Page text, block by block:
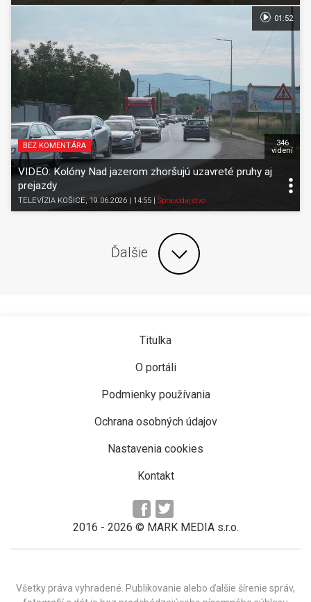
BEZ KOMENTÁRA
VIDEO: Kolóny Nad jazerom zhoršujú uzavreté pruhy aj
prejazdy
TELEVÍZIA KOŠICE, 19.06.2026 | 14:55 Spravodajstvo
346
videní
01:52
Ďalšie
Titulka
O portáli
Podmienky používania
Ochrana osobných údajov
Nastavenia cookies
Kontakt
2016 - 2026 © MARK MEDIA s.r.o.
Všetky práva vyhradené. Publikovanie alebo ďalšie šírenie správ,